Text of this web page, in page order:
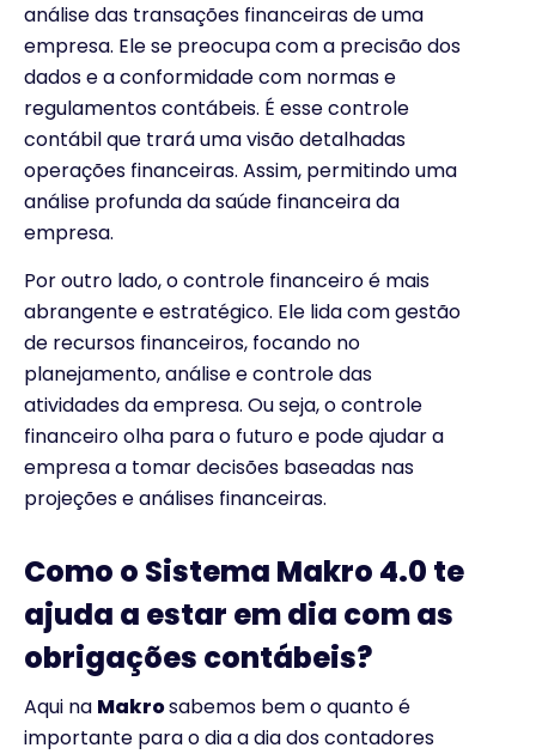
análise das transações financeiras de uma
empresa. Ele se preocupa com a precisão dos
dados e a conformidade com normas e
regulamentos contábeis. É esse controle
contábil que trará uma visão detalhadas
operações financeiras. Assim, permitindo uma
análise profunda da saúde financeira da
empresa.
Por outro lado, o controle financeiro é mais
abrangente e estratégico. Ele lida com gestão
de recursos financeiros, focando no
planejamento, análise e controle das
atividades da empresa. Ou seja, o controle
financeiro olha para o futuro e pode ajudar a
empresa a tomar decisões baseadas nas
projeções e análises financeiras.
Como o Sistema Makro 4.0 te
ajuda a estar em dia com as
obrigações contábeis?
Aqui na Makrosabemos bem o quanto é
importante para o dia a dia dos contadores